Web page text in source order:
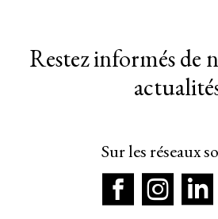
Restez informés de
Sur les réseaux